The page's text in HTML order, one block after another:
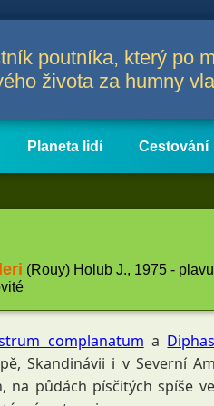
poutníka, který po
života za humny
Planeta lidí Cestování
(Rouy) Holub J., 1975 -
complanatum a
Skandinávii i v Severní
na půdách písčitých spíše